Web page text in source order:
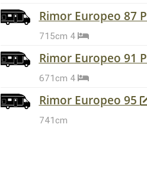
Rimor Europeo 87 P
715cm 4
Rimor Europeo 91 P
671cm 4
Rimor Europeo 95
741cm